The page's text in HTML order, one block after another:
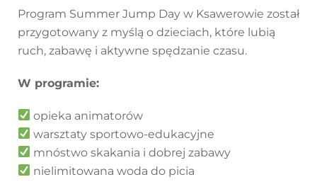
Program Summer Jump Day w Ksawerowie został
przygotowany z myślą o dzieciach, które lubią
ruch, zabawę i aktywne spędzanie czasu.
W programie:
opieka animatorów
warsztaty sportowo-edukacyjne
mnóstwo skakania i dobrej zabawy
nielimitowana woda do picia